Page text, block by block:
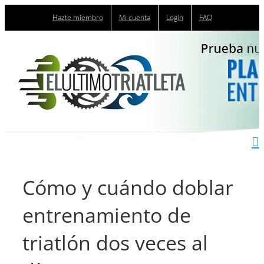
Hazte miembro Mi cuenta Login FAQ
Cómo y cuándo doblar
entrenamiento de
triatlón dos veces al